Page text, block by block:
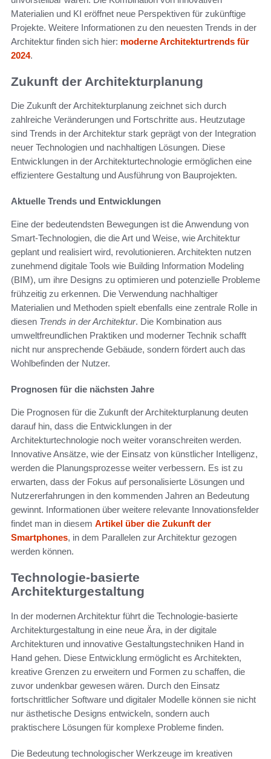
Materialien und KI eröffnet neue Perspektiven für zukünftige
Projekte. Weitere Informationen zu den neuesten Trends in der
Architektur finden sich hier: moderne Architekturtrends für
2024.
Zukunft der Architekturplanung
Die Zukunft der Architekturplanung zeichnet sich durch
zahlreiche Veränderungen und Fortschritte aus. Heutzutage
sind Trends in der Architektur stark geprägt von der Integration
neuer Technologien und nachhaltigen Lösungen. Diese
Entwicklungen in der Architekturtechnologie ermöglichen eine
effizientere Gestaltung und Ausführung von Bauprojekten.
Aktuelle Trends und Entwicklungen
Eine der bedeutendsten Bewegungen ist die Anwendung von
Smart-Technologien, die die Art und Weise, wie Architektur
geplant und realisiert wird, revolutionieren. Architekten nutzen
zunehmend digitale Tools wie Building Information Modeling
(BIM), um ihre Designs zu optimieren und potenzielle Probleme
frühzeitig zu erkennen. Die Verwendung nachhaltiger
Materialien und Methoden spielt ebenfalls eine zentrale Rolle in
diesen Trends in der Architektur. Die Kombination aus
umweltfreundlichen Praktiken und moderner Technik schafft
nicht nur ansprechende Gebäude, sondern fördert auch das
Wohlbefinden der Nutzer.
Prognosen für die nächsten Jahre
Die Prognosen für die Zukunft der Architekturplanung deuten
darauf hin, dass die Entwicklungen in der
Architekturtechnologie noch weiter voranschreiten werden.
Innovative Ansätze, wie der Einsatz von künstlicher Intelligenz,
werden die Planungsprozesse weiter verbessern. Es ist zu
erwarten, dass der Fokus auf personalisierte Lösungen und
Nutzererfahrungen in den kommenden Jahren an Bedeutung
gewinnt. Informationen über weitere relevante Innovationsfelder
findet man in diesem Artikel über die Zukunft der
Smartphones, in dem Parallelen zur Architektur gezogen
werden können.
Technologie-basierte
Architekturgestaltung
In der modernen Architektur führt die Technologie-basierte
Architekturgestaltung in eine neue Ära, in der digitale
Architekturen und innovative Gestaltungstechniken Hand in
Hand gehen. Diese Entwicklung ermöglicht es Architekten,
kreative Grenzen zu erweitern und Formen zu schaffen, die
zuvor undenkbar gewesen wären. Durch den Einsatz
fortschrittlicher Software und digitaler Modelle können sie nicht
nur ästhetische Designs entwickeln, sondern auch
praktischere Lösungen für komplexe Probleme finden.
Die Bedeutung technologischer Werkzeuge im kreativen